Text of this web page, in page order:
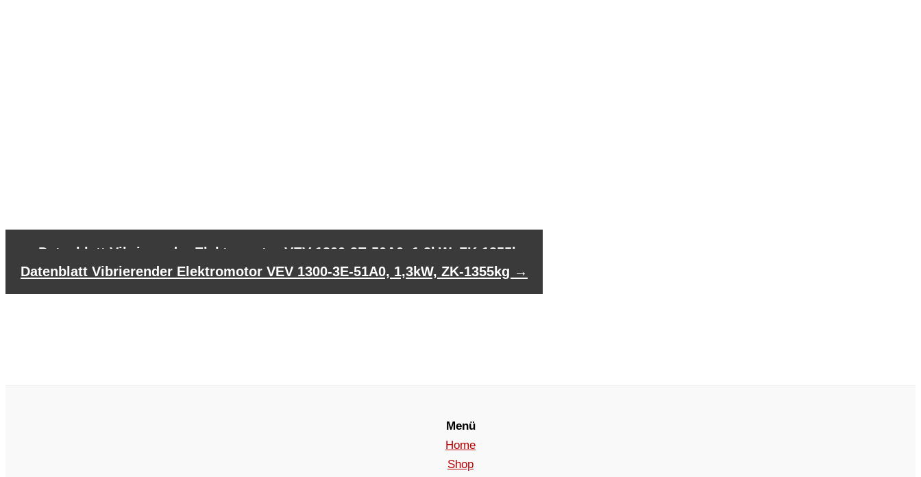
Datenblatt Vibrierender Elektromotor VEV 1300-3E-50A0, 1,3kW, ZK-1355kg
Datenblatt Vibrierender Elektromotor VEV 1300-3E-51A0, 1,3kW, ZK-1355kg →
Menü
Home
Shop